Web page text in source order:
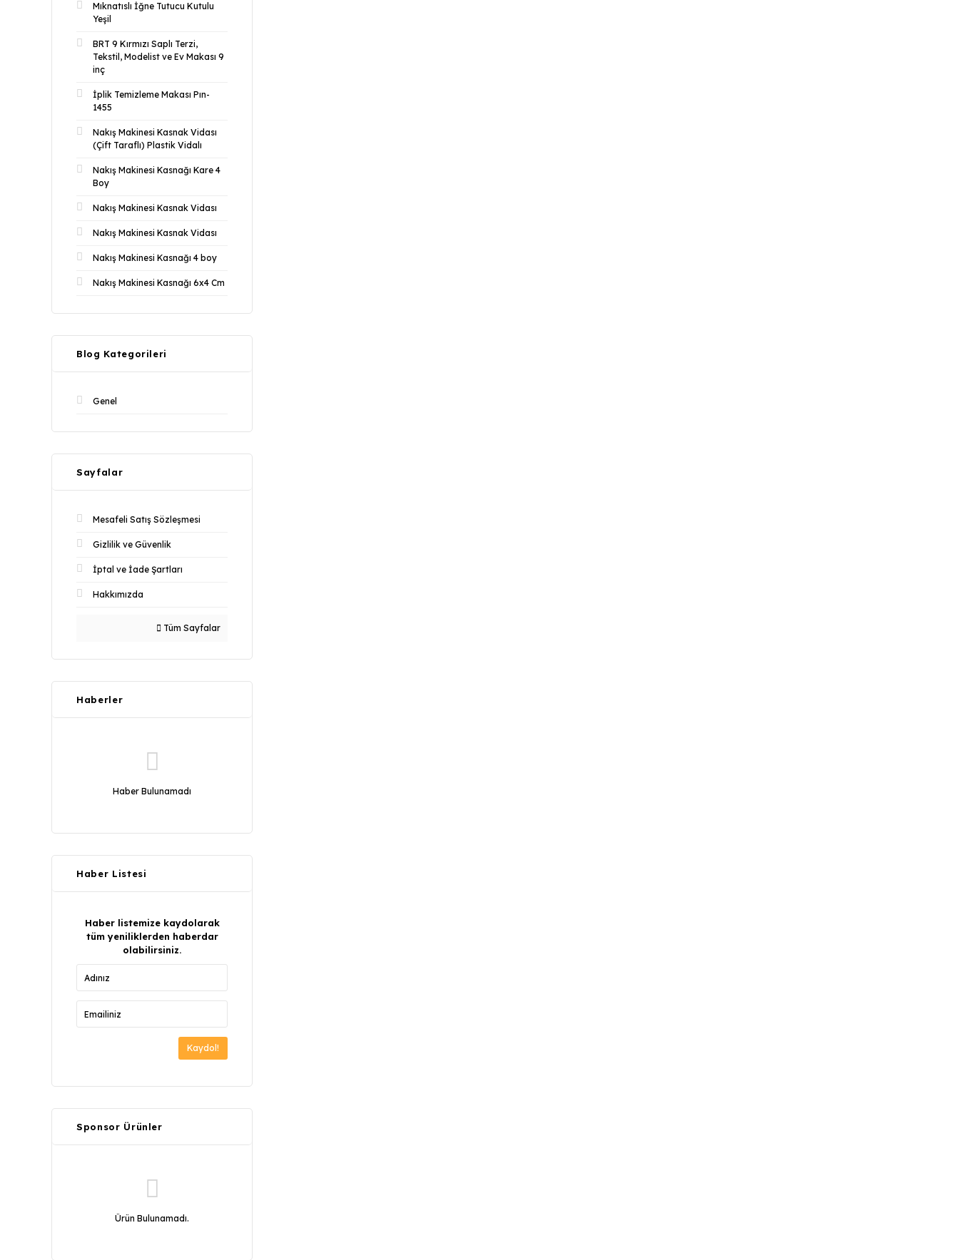
Mıknatıslı İğne Tutucu Kutulu
Yeşil
BRT 9 Kırmızı Saplı Terzi,
Tekstil, Modelist ve Ev Makası 9
inç
İplik Temizleme Makası Pın-
1455
Nakış Makinesi Kasnak Vidası
(Çift Taraflı) Plastik Vidalı
Nakış Makinesi Kasnağı Kare 4
Boy
Nakış Makinesi Kasnak Vidası
Nakış Makinesi Kasnak Vidası
Nakış Makinesi Kasnağı 4 boy
Nakış Makinesi Kasnağı 6x4 Cm
Blog Kategorileri
Genel
Sayfalar
Mesafeli Satış Sözleşmesi
Gizlilik ve Güvenlik
İptal ve İade Şartları
Hakkımızda
Tüm Sayfalar
Haberler
Haber Bulunamadı
Haber Listesi
Haber listemize kaydolarak
tüm yeniliklerden haberdar
olabilirsiniz.
Kaydol!
Sponsor Ürünler
Ürün Bulunamadı.